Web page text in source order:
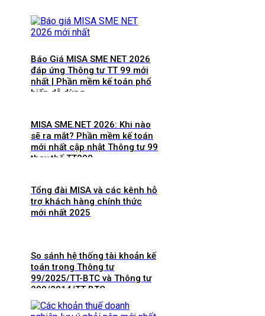
Báo Giá MISA SME NET 2026
đáp ứng Thông tư TT 99 mới
nhất | Phần mềm kế toán phổ
biến dễ dùng
MISA SME.NET 2026: Khi nào
sẽ ra mắt? Phần mềm kế toán
mới nhất cập nhật Thông tư 99
thay thế TT200
Tổng đài MISA và các kênh hỗ
trợ khách hàng chính thức
mới nhất 2025
So sánh hệ thống tài khoản kế
toán trong Thông tư
99/2025/TT-BTC và Thông tư
200/2014/TT-BTC